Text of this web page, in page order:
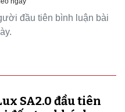
đầu tiên bình luận bài
SA2.0 đầu tiên